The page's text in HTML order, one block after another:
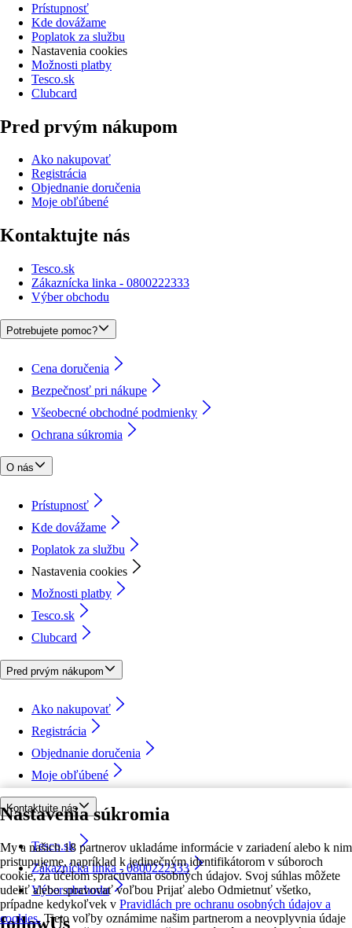
Nastavenia súkromia
My a našich 18 partnerov ukladáme informácie v zariadení alebo k nim
pristupujeme, napríklad k jedinečným identifikátorom v súboroch
cookie, za účelom spracúvania osobných údajov. Svoj súhlas môžete
udeliť alebo spravovať voľbou Prijať alebo Odmietnuť všetko,
prípadne kedykoľvek v Pravidlách pre ochranu osobných údajov a
cookies. Tieto voľby oznámime našim partnerom a neovplyvnia údaje
Prístupnosť
Kde dovážame
Poplatok za službu
Nastavenia cookies
Možnosti platby
Tesco.sk
Clubcard
Pred prvým nákupom
Ako nakupovať
Registrácia
Objednanie doručenia
Moje obľúbené
Kontaktujte nás
Tesco.sk
Zákaznícka linka - 0800222333
Výber obchodu
Potrebujete pomoc?
Cena doručenia
Bezpečnosť pri nákupe
Všeobecné obchodné podmienky
Ochrana súkromia
O nás
Prístupnosť
Kde dovážame
Poplatok za službu
Nastavenia cookies
Možnosti platby
Tesco.sk
Clubcard
Pred prvým nákupom
Ako nakupovať
Registrácia
Objednanie doručenia
Moje obľúbené
Kontaktujte nás
Tesco.sk
Zákaznícka linka - 0800222333
Výber obchodu
followUs